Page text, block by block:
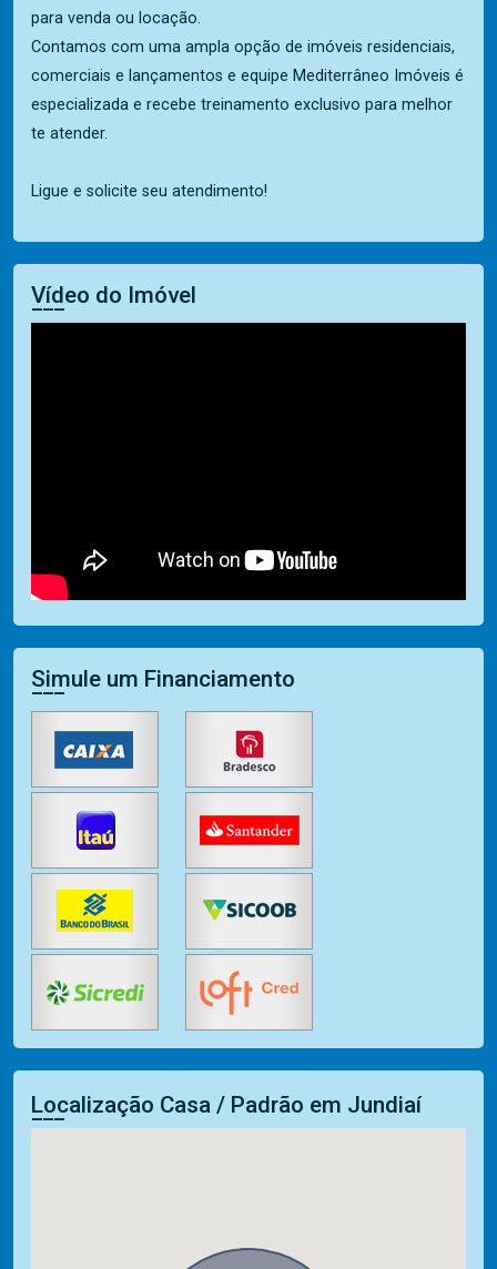
para venda ou locação.
Contamos com uma ampla opção de imóveis residenciais,
comerciais e lançamentos e equipe Mediterrâneo Imóveis é
especializada e recebe treinamento exclusivo para melhor
te atender.
Ligue e solicite seu atendimento!
Vídeo do Imóvel
Simule um Financiamento
Localização Casa / Padrão em Jundiaí